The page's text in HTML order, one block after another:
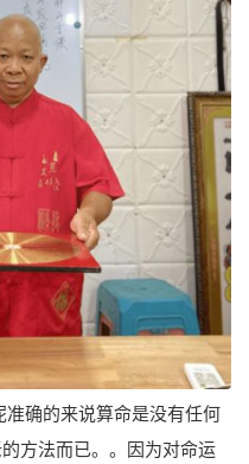
确的来说算命是没有任何
方法而已。。因为对命运